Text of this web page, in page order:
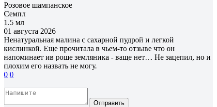
Розовое шампанское
Семпл
1.5 мл
01 августа 2026
Ненатуральная малина с сахарной пудрой и легкой
кислинкой. Еще прочитала в чьем-то отзыве что он
напоминает ив роше земляника - ваще нет… Не зацепил, но и
плохим его назвать не могу.
0 0
Отправить